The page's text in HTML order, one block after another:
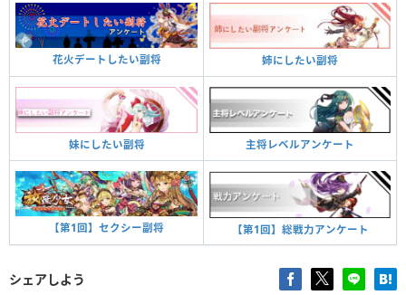
花火デートしたい副将 姉にしたい副将
妹にしたい副将 主将レベルアンケート
【第1回】セクシー副将 【第1回】総戦力アンケート
シェアしよう